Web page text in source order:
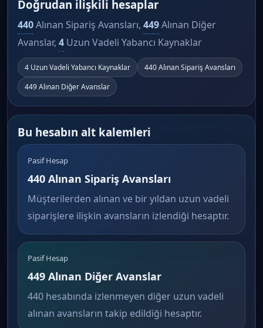
Doğrudan ilişkili hesaplar
440Alınan Sipariş Avansları, 449Alınan Diğer
Avanslar, 4 Uzun Vadeli Yabancı Kaynaklar
4 Uzun Vadeli Yabancı Kaynaklar
440 Alınan Sipariş Avansları
449 Alınan Diğer Avanslar
Bu hesabın alt kalemleri
Pasif Hesap
440 Alınan Sipariş Avansları
Müşterilerden alınan ve bir yıldan uzun vadeli
siparişlere ilişkin avansların izlendiği hesaptır.
Pasif Hesap
449 Alınan Diğer Avanslar
440 hesabında izlenmeyen diğer uzun vadeli
alınan avansların takip edildiği hesaptır.